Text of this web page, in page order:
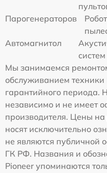
Парогенераторов
Автомагнитол
систем
Мы занимаемся
обслуживанием техники
гарантийного периода.
независимо и не имеет
производителя. Цены
носят исключительно
не являются публичной
ГК РФ. Названия и
Pioneer упоминаются